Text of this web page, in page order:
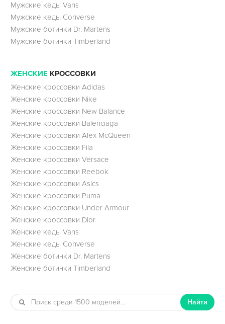
Мужские кеды Vans
Мужские кеды Converse
Мужские ботинки Dr. Martens
Мужские ботинки Timberland
ЖЕНСКИЕ КРОССОВКИ
Женские кроссовки Adidas
Женские кроссовки Nike
Женские кроссовки New Balance
Женские кроссовки Balenciaga
Женские кроссовки Alex McQueen
Женские кроссовки Fila
Женские кроссовки Versace
Женские кроссовки Reebok
Женские кроссовки Asics
Женские кроссовки Puma
Женские кроссовки Under Armour
Женские кроссовки Dior
Женские кеды Vans
Женские кеды Converse
Женские ботинки Dr. Martens
Женские ботинки Timberland
Найти